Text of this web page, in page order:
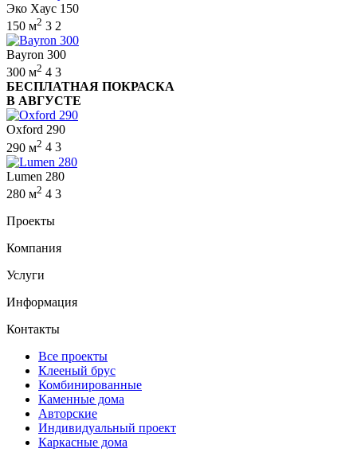
Эко Хаус 150
150 м2 3 2
Bayron 300
300 м2 4 3
БЕСПЛАТНАЯ ПОКРАСКА
В АВГУСТЕ
Oxford 290
290 м2 4 3
Lumen 280
280 м2 4 3
Проекты
Компания
Услуги
Информация
Контакты
Все проекты
Клееный брус
Комбинированные
Каменные дома
Авторские
Индивидуальный проект
Каркасные дома